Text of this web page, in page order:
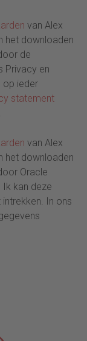
van Alex
het downloaden
de
Privacy en
op ieder
statement
van Alex
het downloaden
Oracle
kan deze
In ons